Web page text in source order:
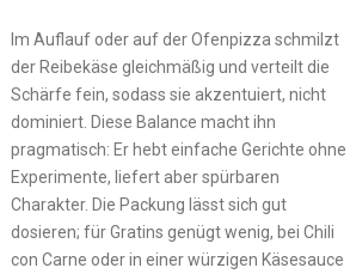
Im Auflauf oder auf der Ofenpizza schmilzt
der Reibekäse gleichmäßig und verteilt die
Schärfe fein, sodass sie akzentuiert, nicht
dominiert. Diese Balance macht ihn
pragmatisch: Er hebt einfache Gerichte ohne
Experimente, liefert aber spürbaren
Charakter. Die Packung lässt sich gut
dosieren; für Gratins genügt wenig, bei Chili
con Carne oder in einer würzigen Käsesauce